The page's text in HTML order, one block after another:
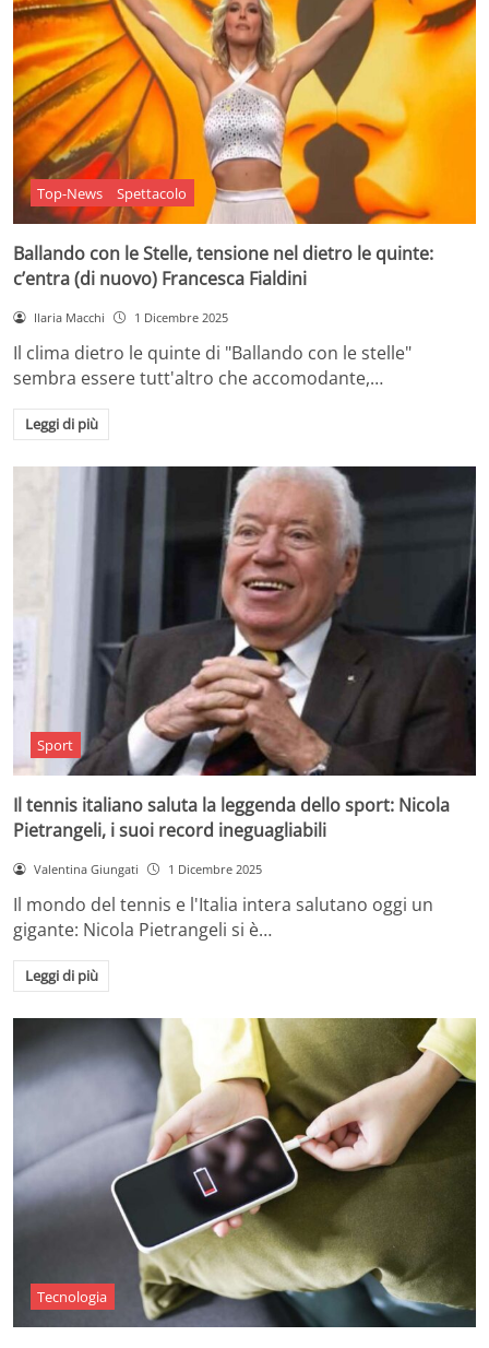
Top-News Spettacolo
Ballando con le Stelle, tensione nel dietro le quinte:
c’entra (di nuovo) Francesca Fialdini
Ilaria Macchi 1 Dicembre 2025
Il clima dietro le quinte di "Ballando con le stelle"
sembra essere tutt'altro che accomodante,…
Leggi di più
Sport
Il tennis italiano saluta la leggenda dello sport: Nicola
Pietrangeli, i suoi record ineguagliabili
Valentina Giungati 1 Dicembre 2025
Il mondo del tennis e l'Italia intera salutano oggi un
gigante: Nicola Pietrangeli si è…
Leggi di più
Tecnologia